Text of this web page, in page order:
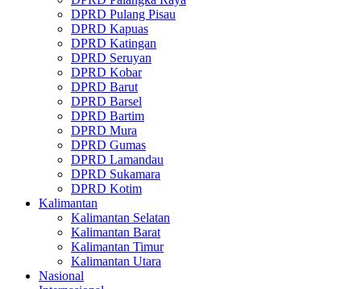
DPRD Pulang Pisau
DPRD Kapuas
DPRD Katingan
DPRD Seruyan
DPRD Kobar
DPRD Barut
DPRD Barsel
DPRD Bartim
DPRD Mura
DPRD Gumas
DPRD Lamandau
DPRD Sukamara
DPRD Kotim
Kalimantan
Kalimantan Selatan
Kalimantan Barat
Kalimantan Timur
Kalimantan Utara
Nasional